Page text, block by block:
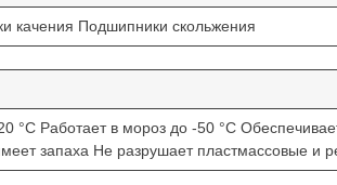
качения Подшипники скольжения
°С Работает в мороз до -50 °С
запаха Не разрушает пластмассовые и